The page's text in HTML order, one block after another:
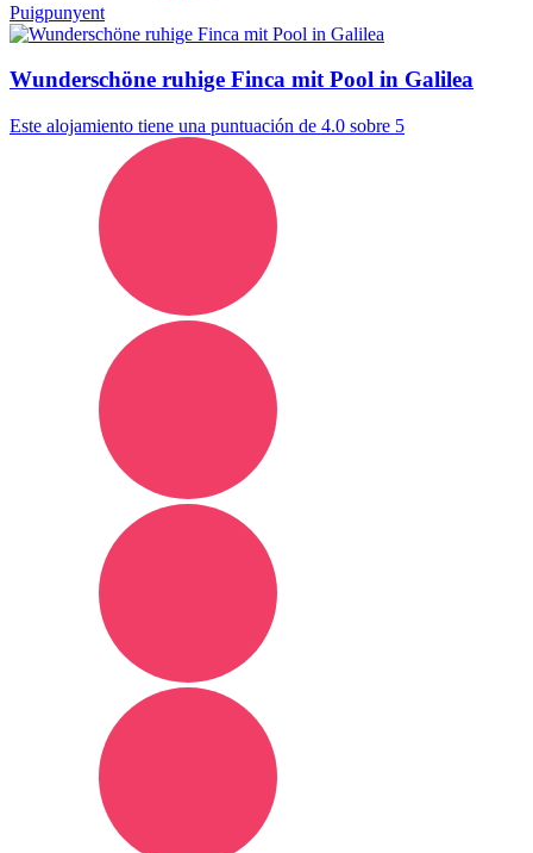
Puigpunyent
Wunderschöne ruhige Finca mit Pool in Galilea
Este alojamiento tiene una puntuación de 4.0 sobre 5